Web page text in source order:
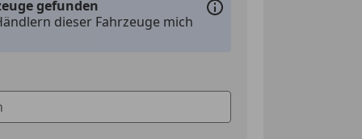
gefunden
dieser Fahrzeuge mich